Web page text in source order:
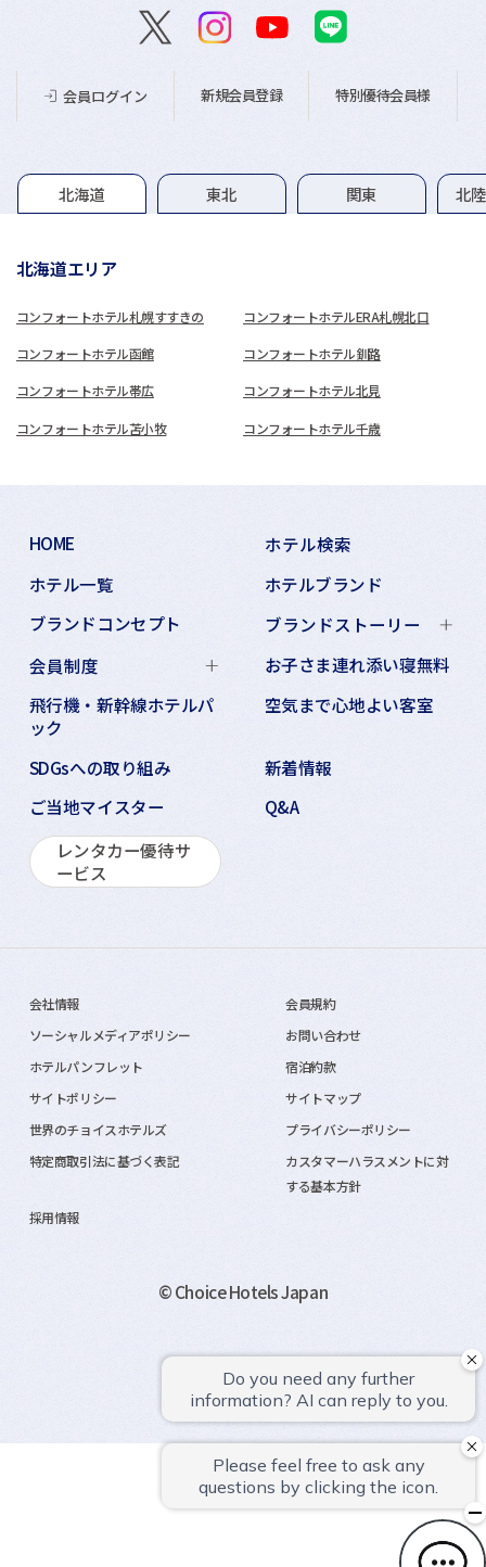
会員ログイン 新規会員登録 特別優待会員様
グループホテル一覧
北海道 東北 関東 北
北海道エリア
コンフォートホテル札幌すすきの コンフォートホテルERA札幌北口
コンフォートホテル函館 コンフォートホテル釧路
コンフォートホテル帯広 コンフォートホテル北見
コンフォートホテル苫小牧 コンフォートホテル千歳
HOME
ホテル検索
ホテル一覧
ホテルブランド
ブランドコンセプト
ブランドストーリー
会員制度
お子さま連れ添い寝無料
飛行機・新幹線ホテルパ
ック
空気まで心地よい客室
SDGsへの取り組み
新着情報
ご当地マイスター
Q&A
レンタカー優待サ
ービス
会社情報
会員規約
ソーシャルメディアポリシー
お問い合わせ
ホテルパンフレット
宿泊約款
サイトポリシー
サイトマップ
世界のチョイスホテルズ
プライバシーポリシー
特定商取引法に基づく表記
カスタマーハラスメントに対
する基本方針
採用情報
© Choice Hotels Japan